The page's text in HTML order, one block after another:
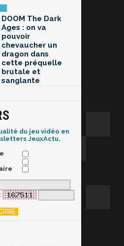
DOOM The Dark
Ages : on va
pouvoir
chevaucher un
dragon dans
cette préquelle
brutale et
sanglante
du jeu vidéo en
JeuxActu.